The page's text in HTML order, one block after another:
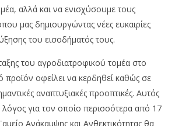
αλλά και να ενισχύσουμε τους
μας δημιουργώντας νέες ευκαιρίες
του εισοδήματός τους.
του αγροδιατροφικού τομέα στο
προϊόν οφείλει να κερδηθεί καθώς σε
αναπτυξιακές προοπτικές. Αυτός
λόγος για τον οποίο περισσότερα από 17
Ανάκαμψης και Ανθεκτικότητας θα